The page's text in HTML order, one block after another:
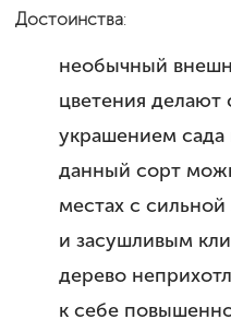
Достоинства:
необычный
цветения делают
украшением сада
данный сорт
местах с сильной
и засушливым
дерево
к себе